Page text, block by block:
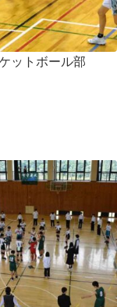
ットボール部